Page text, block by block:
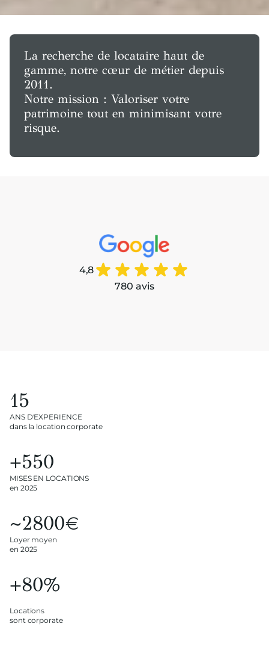
La recherche de locataire haut de
gamme, notre cœur de métier depuis
2011.
Notre mission : Valoriser votre
patrimoine tout en minimisant votre
risque.
4,8
780 avis
15
ANS D'EXPERIENCE
dans la location corporate
+550
MISES EN LOCATIONS
en 2025
~2800€
Loyer moyen
en 2025
+80%
Locations
sont corporate